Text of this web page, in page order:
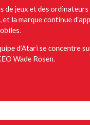
jeux et des
la marque continue
d'Atari se concentre
Wade Rosen.